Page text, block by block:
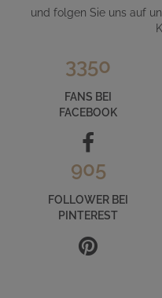
und folgen Sie uns auf
3350
FANS BEI
FACEBOOK
905
FOLLOWER BEI
PINTEREST